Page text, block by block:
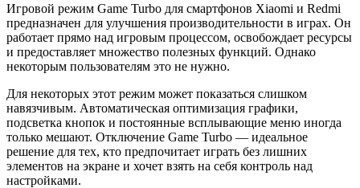
Игровой режим Game Turbo для смартфонов Xiaomi и Redmi
предназначен для улучшения производительности в играх. Он
работает прямо над игровым процессом, освобождает ресурсы
и предоставляет множество полезных функций. Однако
некоторым пользователям это не нужно.
Для некоторых этот режим может показаться слишком
навязчивым. Автоматическая оптимизация графики,
подсветка кнопок и постоянные всплывающие меню иногда
только мешают. Отключение Game Turbo — идеальное
решение для тех, кто предпочитает играть без лишних
элементов на экране и хочет взять на себя контроль над
настройками.